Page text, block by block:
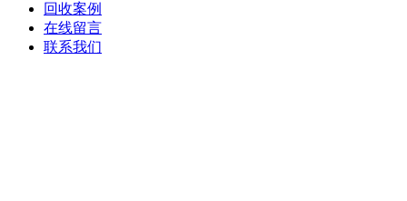
回收案例
在线留言
联系我们